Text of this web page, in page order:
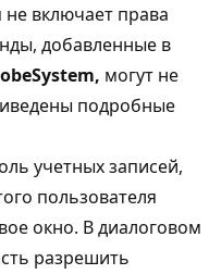
не включает права
добавленные в
могут не
подробные
учетных записей,
пользователя
окно. В диалоговом
разрешить